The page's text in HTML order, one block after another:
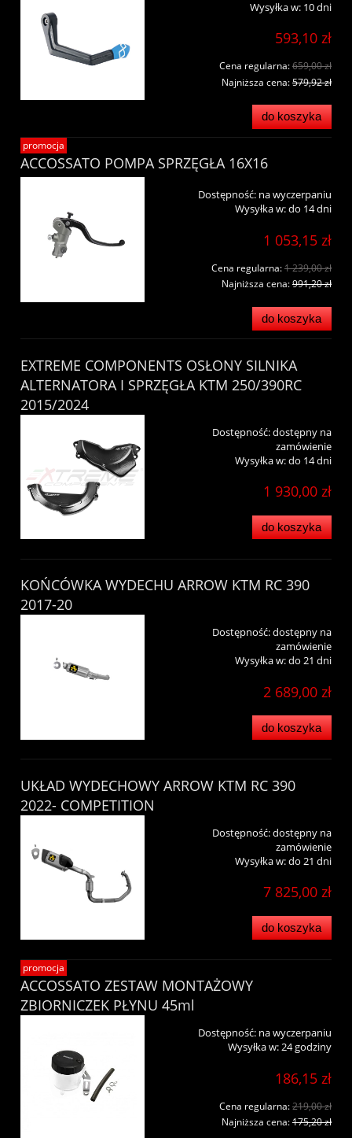
Wysyłka w: 10 dni
593,10 zł
Cena regularna:659,00 zł
Najniższa cena:579,92 zł
do koszyka
ACCOSSATO POMPA SPRZĘGŁA 16X16
Dostępność: na wyczerpaniu
Wysyłka w:do 14 dni
1 053,15 zł
Cena regularna:1 239,00 zł
Najniższa cena:991,20 zł
do koszyka
promocja
EXTREME COMPONENTS OSŁONY SILNIKA
ALTERNATORA I SPRZĘGŁA KTM 250/390RC
2015/2024
Dostępność:dostępny na
zamówienie
Wysyłka w:do 14 dni
1 930,00 zł
do koszyka
KOŃCÓWKA WYDECHU ARROW KTM RC 390
2017-20
Dostępność:dostępny na
zamówienie
Wysyłka w:do 21 dni
2 689,00 zł
do koszyka
UKŁAD WYDECHOWY ARROW KTM RC 390
2022- COMPETITION
Dostępność:dostępny na
zamówienie
Wysyłka w:do 21 dni
7 825,00 zł
do koszyka
ACCOSSATO ZESTAW MONTAŻOWY
ZBIORNICZEK PŁYNU 45ml
Dostępność: na wyczerpaniu
Wysyłka w:24 godziny
186,15 zł
Cena regularna:219,00 zł
Najniższa cena:175,20 zł
promocja